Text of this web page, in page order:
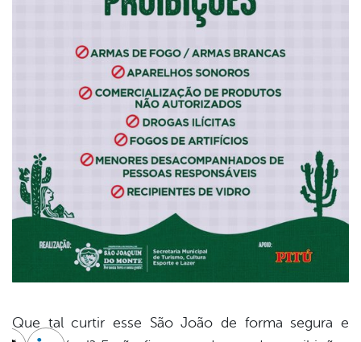
Que tal curtir esse São João de forma segura e